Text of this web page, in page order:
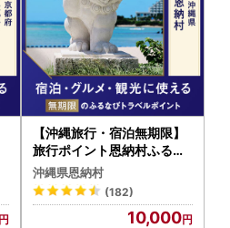
【沖縄旅行・宿泊無期限】
旅行ポイント恩納村ふるな
びトラベルポイント
沖縄県恩納村
(182)
10,000